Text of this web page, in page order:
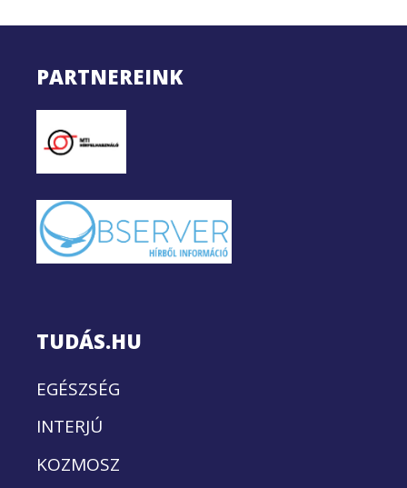
PARTNEREINK
TUDÁS.HU
EGÉSZSÉG
INTERJÚ
KOZMOSZ